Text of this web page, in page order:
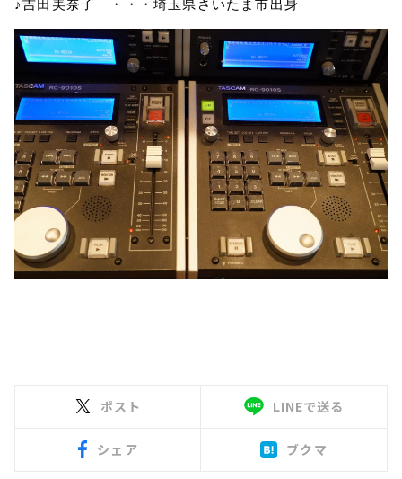
♪吉田美奈子 ・・・埼玉県さいたま市出身
ポスト LINEで送る
シェア ブクマ